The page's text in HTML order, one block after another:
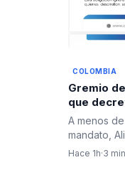
COLOMBIA
Gremio
que
“hace
A menos
mandato,
cuestionó
Hace 1h·3 min